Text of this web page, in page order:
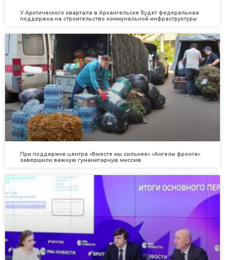
У Арктического квартала в Архангельске будет федеральная
поддержка на строительство коммунальной инфраструктуры
При поддержке центра «Вместе мы сильнее» «Ангелы фронта»
завершили важную гуманитарную миссию